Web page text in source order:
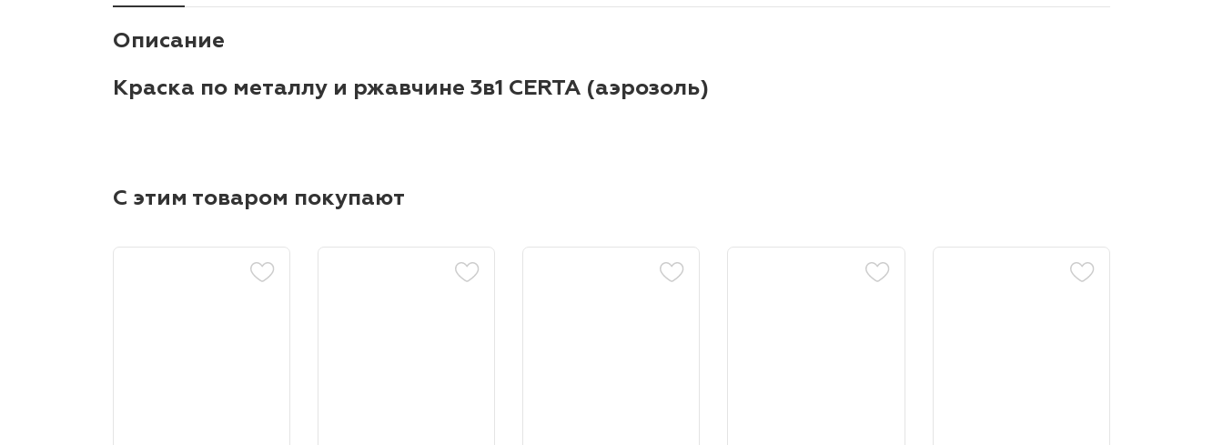
Описание
Краска по металлу и ржавчине 3в1 CERTA (аэрозоль)
С этим товаром покупают